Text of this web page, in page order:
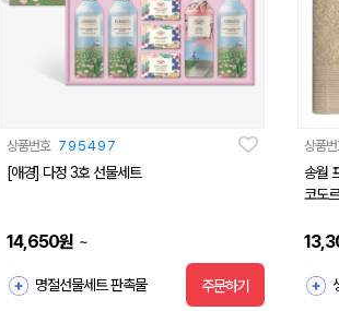
상품번호 795497
[애경] 다정 3호 선물세트
14,650원 ~
명절선물세트 판촉물 주문하기
상품
송월
코도